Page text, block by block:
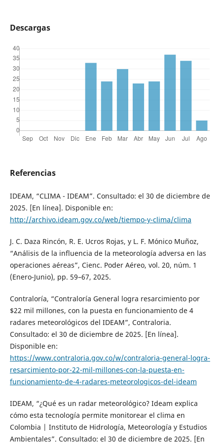
Descargas
Referencias
IDEAM, “CLIMA - IDEAM”. Consultado: el 30 de diciembre de
2025. [En línea]. Disponible en:
http://archivo.ideam.gov.co/web/tiempo-y-clima/clima
J. C. Daza Rincón, R. E. Ucros Rojas, y L. F. Mónico Muñoz,
“Análisis de la influencia de la meteorología adversa en las
operaciones aéreas”, Cienc. Poder Aéreo, vol. 20, núm. 1
(Enero-Junio), pp. 59–67, 2025.
Contraloría, “Contraloría General logra resarcimiento por
$22 mil millones, con la puesta en funcionamiento de 4
radares meteorológicos del IDEAM”, Contraloria.
Consultado: el 30 de diciembre de 2025. [En línea].
Disponible en:
https://www.contraloria.gov.co/w/contraloria-general-logra-
resarcimiento-por-22-mil-millones-con-la-puesta-en-
funcionamiento-de-4-radares-meteorologicos-del-ideam
IDEAM, “¿Qué es un radar meteorológico? Ideam explica
cómo esta tecnología permite monitorear el clima en
Colombia | Instituto de Hidrología, Meteorología y Estudios
Ambientales”. Consultado: el 30 de diciembre de 2025. [En